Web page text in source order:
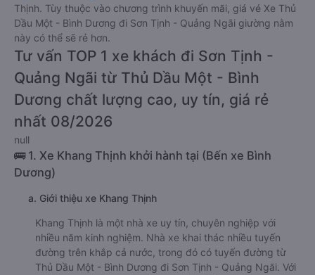
Thịnh. Tùy thuộc vào chương trình khuyến mãi, giá vé Xe Thủ
Dầu Một - Bình Dương đi Sơn Tịnh - Quảng Ngãi giường nằm
này có thể sẽ rẻ hơn.
Tư vấn TOP 1 xe khách đi Sơn Tịnh -
Quảng Ngãi từ Thủ Dầu Một - Bình
Dương chất lượng cao, uy tín, giá rẻ
nhất 08/2026
null
🚌 1. Xe Khang Thịnh khởi hành tại (Bến xe Bình
Dương)
a. Giới thiệu xe Khang Thịnh
Khang Thịnh là một nhà xe uy tín, chuyên nghiệp với
nhiều năm kinh nghiệm. Nhà xe khai thác nhiều tuyến
đường trên khắp cả nước, trong đó có tuyến đường từ
Thủ Dầu Một - Bình Dương đi Sơn Tịnh - Quảng Ngãi. Với